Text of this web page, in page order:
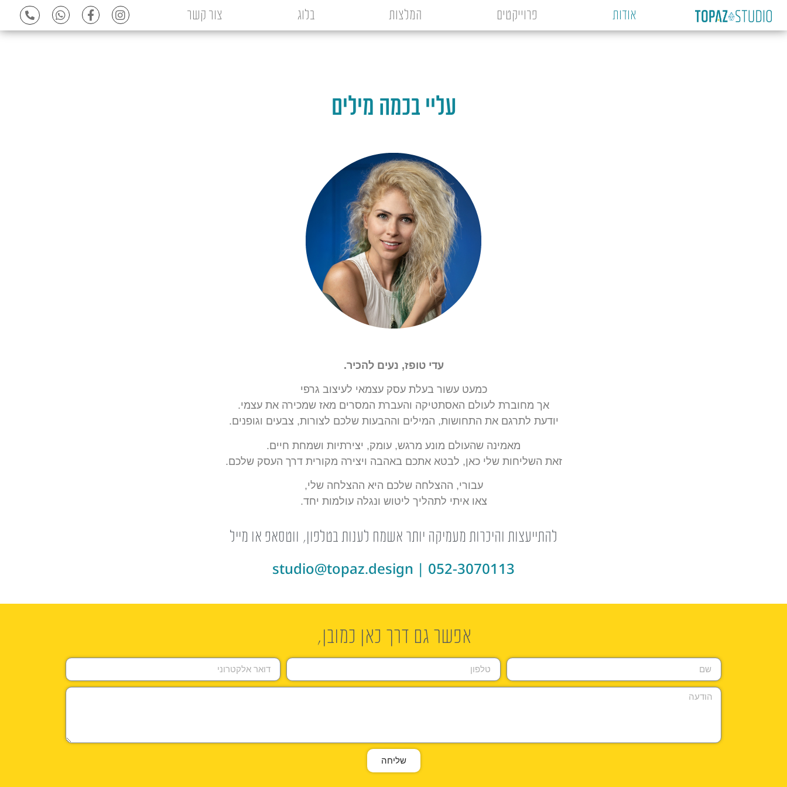
אודות פרוייקטים המלצות בלוג צור קשר
עליי בכמה מילים
עדי טופז, נעים להכיר.
כמעט עשור בעלת עסק עצמאי לעיצוב גרפי
אך מחוברת לעולם האסתטיקה והעברת המסרים מאז שמכירה את עצמי.
יודעת לתרגם את התחושות, המילים וההבעות שלכם לצורות, צבעים וגופנים.
מאמינה שהעולם מונע מרגש, עומק, יצירתיות ושמחת חיים.
זאת השליחות שלי כאן, לבטא אתכם באהבה ויצירה מקורית דרך העסק שלכם.
עבורי, ההצלחה שלכם היא ההצלחה שלי,
צאו איתי לתהליך ליטוש ונגלה עולמות יחד.
להתייעצות והיכרות מעמיקה יותר אשמח לענות בטלפון, ווטסאפ או מייל
studio@topaz.design | 052-3070113
אפשר גם דרך כאן כמובן,
שליחה